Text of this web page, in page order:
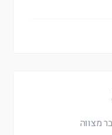
מצווה